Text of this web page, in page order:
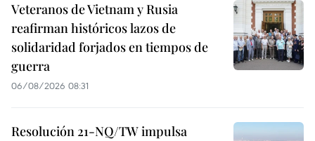
Veteranos de Vietnam y Rusia
reafirman históricos lazos de
solidaridad forjados en tiempos de
guerra
06/08/2026 08:31
Resolución 21-NQ/TW impulsa